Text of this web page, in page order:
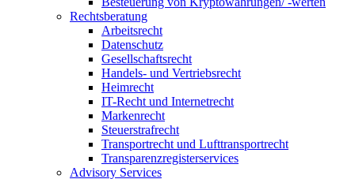
Rechtsberatung
Arbeitsrecht
Datenschutz
Gesellschaftsrecht
Handels- und Vertriebsrecht
Heimrecht
IT-Recht und Internetrecht
Markenrecht
Steuerstrafrecht
Transportrecht und Lufttransportrecht
Transparenzregisterservices
Advisory Services